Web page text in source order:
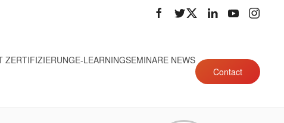
ZERTIFIZIERUNGE-LEARNINGSEMINARE NEWS
Contact